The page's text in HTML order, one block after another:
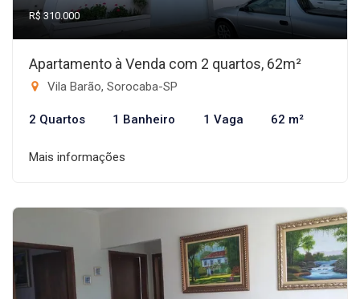
R$ 310.000
Apartamento à Venda com 2 quartos, 62m²
Vila Barão, Sorocaba-SP
2 Quartos 1 Banheiro 1 Vaga 62 m²
Mais informações